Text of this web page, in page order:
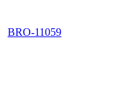
BRO-11059